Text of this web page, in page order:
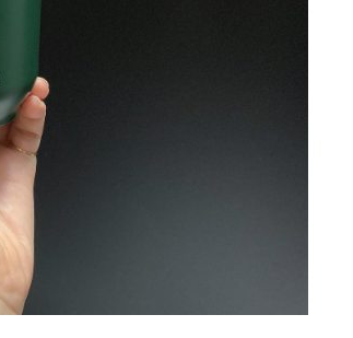
たいウェア、ギアのケアにお
ひとついかがでしょうか。.#
grangers#goretex#cleaner#
outer#haus #haus_matsue
#hausmatsue #松江カフェ #
陰